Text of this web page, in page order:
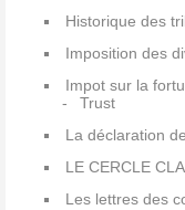
Historique des
Imposition des
Impot sur la
Trust
La déclaration
LE CERCLE
Les lettres des